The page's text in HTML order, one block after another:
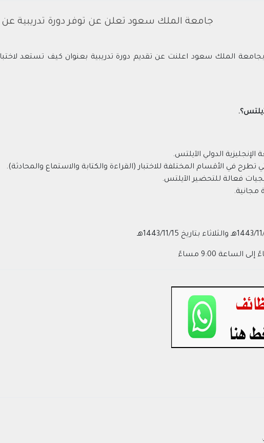
جامعة الملك سعود تعلن عن توفر دورة تدريبية
بجامعة الملك سعود اعلنت عن تقديم دورة تدريبية بعنوان كيف تستعد
الإنجليزية الدولي الآيلتس.
تطرح في الأقسام المختلفة للاختبار (القراءة والكتابة والاستماع والمحادثة).
فعالة للتحضير الآيلتس.
مجانية.